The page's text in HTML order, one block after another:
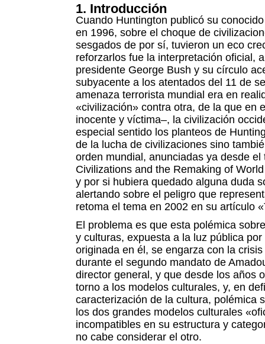
1. Introducción
Cuando Huntington publicó su
en 1996, sobre el choque de
sesgados de por sí, tuvieron un eco
reforzarlos fue la interpretación oficial,
presidente George Bush y su círculo
subyacente a los atentados del 11 de
amenaza terrorista mundial era en
«civilización» contra otra, de la que en
inocente y víctima–, la civilización
especial sentido los planteos de
de la lucha de civilizaciones sino
orden mundial, anunciadas ya desde
Civilizations and the Remaking of
y por si hubiera quedado alguna duda
alertando sobre el peligro que
retoma el tema en 2002 en su artículo
El problema es que esta polémica
y culturas, expuesta a la luz pública
originada en él, se engarza con la
durante el segundo mandato de
director general, y que desde los años
torno a los modelos culturales, y, en
caracterización de la cultura, polémica
los dos grandes modelos culturales
incompatibles en su estructura y
no cabe considerar el otro.